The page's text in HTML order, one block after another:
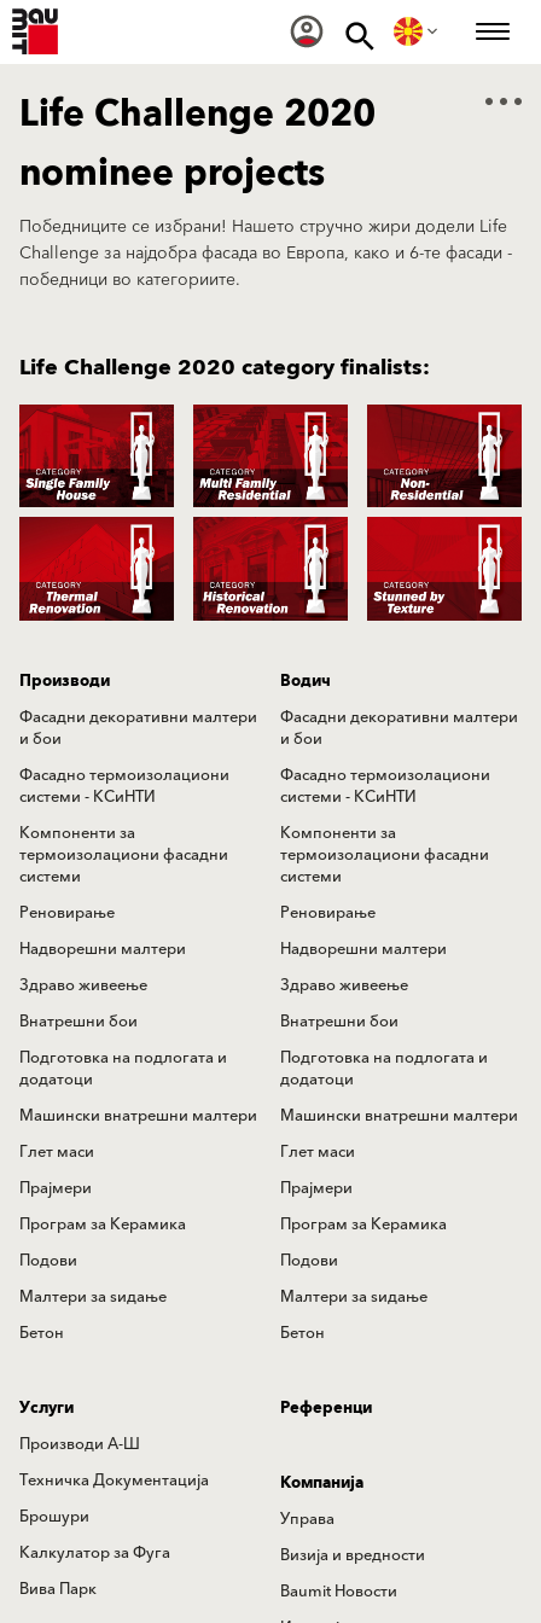
Life Challenge 2020
nominee projects
Победниците се избрани! Нашето стручно жири додели Life
Challenge за најдобра фасада во Европа, како и 6-те фасади -
победници во категориите.
Life Challenge 2020 category finalists:
Производи
Фасадни декоративни малтери
и бои
Фасадно термоизолациони
системи - КСиНТИ
Компоненти за
термоизолациони фасадни
системи
Реновирање
Надворешни малтери
Здраво живеење
Внатрешни бои
Подготовка на подлогата и
додатоци
Машински внатрешни малтери
Глет маси
Прајмери
Програм за Керамика
Подови
Mалтери за ѕидањe
Бетон
Водич
Фасадни декоративни малтери
и бои
Фасадно термоизолациони
системи - КСиНТИ
Компоненти за
термоизолациони фасадни
системи
Реновирање
Надворешни малтери
Здраво живеење
Внатрешни бои
Подготовка на подлогата и
додатоци
Машински внатрешни малтери
Глет маси
Прајмери
Програм за Керамика
Подови
Mалтери за ѕидањe
Бетон
Услуги
Производи А-Ш
Техничка Документација
Брошури
Калкулатор за Фуга
Вива Парк
Референци
Компанија
Управа
Визија и вредности
Baumit Новости